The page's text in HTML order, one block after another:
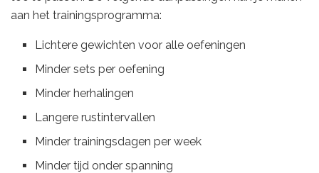
aan het trainingsprogramma:
Lichtere gewichten voor alle oefeningen
Minder sets per oefening
Minder herhalingen
Langere rustintervallen
Minder trainingsdagen per week
Minder tijd onder spanning